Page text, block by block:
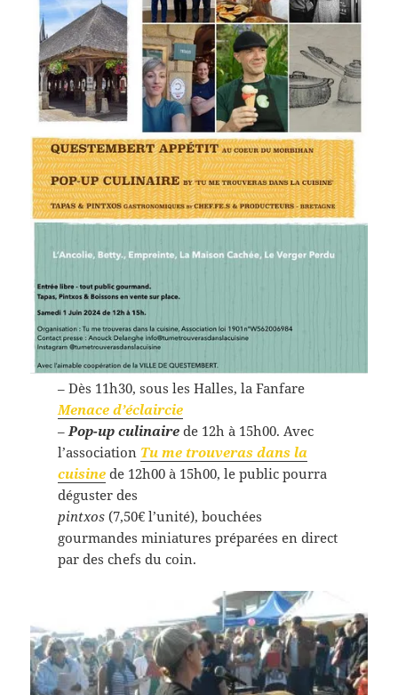
– Dès 11h30, sous les Halles, la Fanfare
Menace d’éclaircie
– Pop-up culinairede 12h à 15h00. Avec
l’association Tu me trouveras dans la
cuisinede 12h00 à 15h00, le public pourra
déguster des
pintxos(7,50€ l’unité), bouchées
gourmandes miniatures préparées en direct
par des chefs du coin.